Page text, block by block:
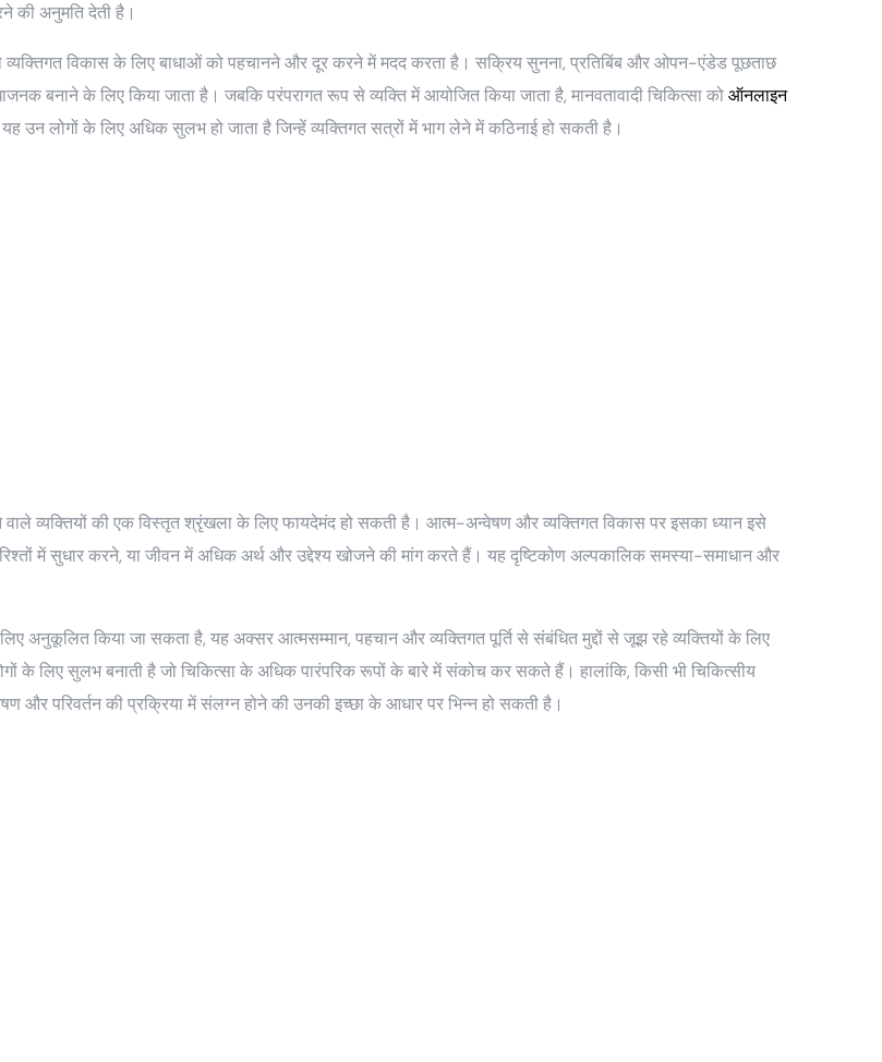
की अनुमति देती है।
व्यक्तिगत विकास के लिए बाधाओं को पहचानने और दूर करने में मदद करता है। सक्रिय सुनना, प्रतिबिंब और ओपन-एंडेड पूछताछ
बनाने के लिए किया जाता है। जबकि परंपरागत रूप से व्यक्ति में आयोजित किया जाता है, मानवतावादी चिकित्सा कोऑनलाइन
उन लोगों के लिए अधिक सुलभ हो जाता है जिन्हें व्यक्तिगत सत्रों में भाग लेने में कठिनाई हो सकती है।
वाले व्यक्तियों की एक विस्तृत श्रृंखला के लिए फायदेमंद हो सकती है। आत्म-अन्वेषण और व्यक्तिगत विकास पर इसका ध्यान इसे
में सुधार करने, या जीवन में अधिक अर्थ और उद्देश्य खोजने की मांग करते हैं। यह दृष्टिकोण अल्पकालिक समस्या-समाधान और
अनुकूलित किया जा सकता है, यह अक्सर आत्मसम्मान, पहचान और व्यक्तिगत पूर्ति से संबंधित मुद्दों से जूझ रहे व्यक्तियों के लिए
के लिए सुलभ बनाती है जो चिकित्सा के अधिक पारंपरिक रूपों के बारे में संकोच कर सकते हैं। हालांकि, किसी भी चिकित्सीय
परिवर्तन की प्रक्रिया में संलग्न होने की उनकी इच्छा के आधार पर भिन्न हो सकती है।